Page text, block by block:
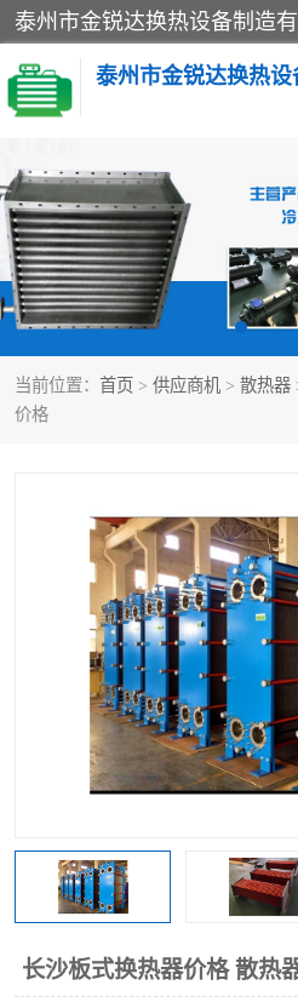
当前位置： 首页 > 供应商机 > 散热器
价格
长沙板式换热器价格 散热
冷却器
散热器
热交换器